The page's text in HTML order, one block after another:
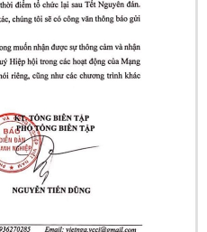
HỘI VIÊN
điền đầy đủ thông tin
Hội viên tại đây